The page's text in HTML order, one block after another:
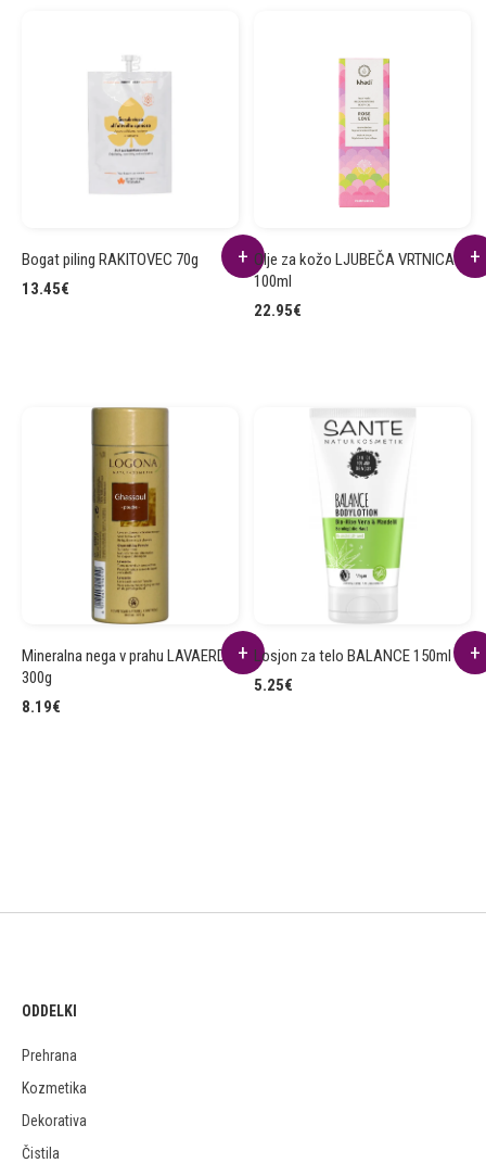
Bogat piling RAKITOVEC 70g
13.45€
Olje za kožo LJUBEČA VRTNICA
100ml
22.95€
Mineralna nega v prahu LAVAERDE
300g
8.19€
Losjon za telo BALANCE 150ml
5.25€
ODDELKI
Prehrana
Kozmetika
Dekorativa
Čistila